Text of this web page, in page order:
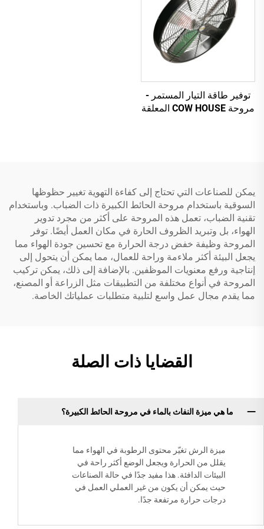
توفير طاقة التيار المستمر -
مروحة COW HOUSE المعلقة
يمكن للصناعات التي تحتاج إلى كفاءة التهوية تغيير حظوظها
السوقية باستخدام مروحة الحائط الكبيرة ذات الضباب. وباستخدام
تقنية الضباب، تعمل هذه المروحة على أكثر من مجرد تدوير
الهواء، بل وتبريد الظروف الحارة في مكان العمل أيضًا. توفر
المروحة وظيفة خفض درجة الحرارة مع تحسين جودة الهواء مما
يجعل البيئة أكثر ملاءمة وراحة للعمال، مما يمكن أن يتحول إلى
إنتاجية ورفع معنويات الموظفين. بالإضافة إلى ذلك، يمكن تركيب
المروحة في أنواع مختلفة من التطبيقات مثل الزراعة أو المصنع،
مما يقدم مجال عمل واسع لتلبية متطلبات عملياتك الخاصة.
القضايا ذات الصلة
ما هي ميزة النفاث بالماء في مروحة الحائط الكبيرة؟
ميزة الرش تغيّر محتوى الرطوبة في الهواء مما
يقلل من الحرارة ويجعل الوضع أكثر راحة في
البيئات الدافئة. هذا مفيد جدًا في حالة الصناعات
حيث يمكن أن يكون من غير العملي العمل في
درجات حرارة مرتفعة جدًا.